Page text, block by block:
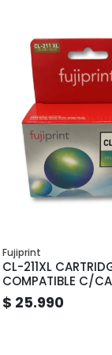
Fujiprint
CL-211XL
COMPATIBLE C/
18ML
$ 25.990